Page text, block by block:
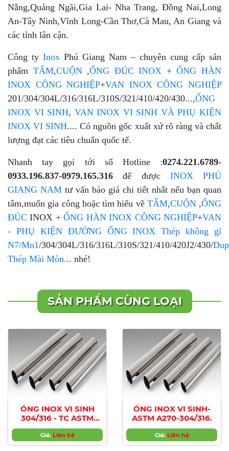
Nẵng,Quảng Ngãi,Gia Lai- Nha Trang, Đồng Nai,Long
An-Tây Ninh,Vĩnh Long-Cần Thơ,Cà Mau, An Giang và
các tỉnh lân cận.
Công ty Inox Phú Giang Nam – chuyên cung cấp sản
phẩm TẤM,CUỘN ,ỐNG ĐÚC INOX +ỐNG HÀN
INOX CÔNG NGHIỆP+VAN INOX CÔNG NGHIỆP
201/304/304L/316/316L/310S/321/410/420/430...,ỐNG
INOX VI SINH, VAN INOX VI SINH VÀ PHỤ KIỆN
INOX VI SINH.... Có nguồn gốc xuất xứ rõ ràng và chất
lượng đạt các tiêu chuẩn quốc tế.
Nhanh tay gọi tới số Hotline :0274.221.6789-
0933.196.837-0979.165.316 để được INOX PHÚ
GIANG NAM tư vấn báo giá chi tiết nhất nếu bạn quan
tâm,muốn gia công hoặc tìm hiểu về TẤM,CUỘN,ỐNG
ĐÚC INOX +ỐNG HÀN INOX CÔNG NGHIỆP+VAN
- PHỤ KIỆN ĐƯỜNG ỐNG INOX
Thép không gỉ
N7/Mn1/304/304L/316/316L/310S/321/410/420J2/430/
Thép Mài Mòn... nhé!
SẢN PHẨM CÙNG LOẠI
ỐNG INOX VI SINH
304/316 - TC ASTM
A270 hàng nhập
khẩu,chính hãng,giá
tốt nhất.
Giá: Liên hệ
ỐNG INOX VI SINH-
ASTM A270-304/316.
Giá: Liên hệ